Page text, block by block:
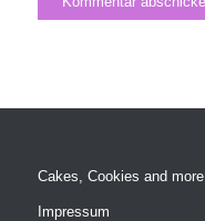
Cakes, Cookies and more
Impressum